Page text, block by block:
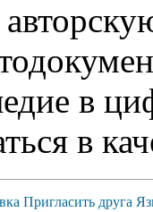
в
в
Пригласить друга